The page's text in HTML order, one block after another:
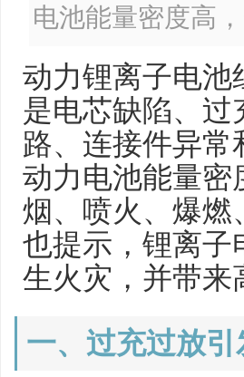
电池能量密度高
动力锂离子电池
是电芯缺陷、过
路、连接件异
动力电池能量密
烟、喷火、爆燃
也提示，锂离子
生火灾，并带来
一、过充过放